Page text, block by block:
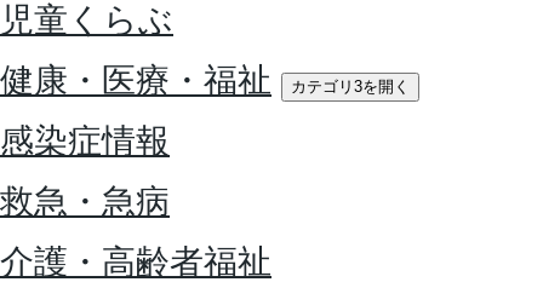
児童くらぶ
健康・医療・福祉
カテゴリ3を開く
感染症情報
救急・急病
介護・高齢者福祉